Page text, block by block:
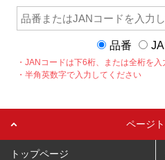
品番
・JANコードは下6桁、または全桁を
・半角英数字で入力してください
ページ
トップページ